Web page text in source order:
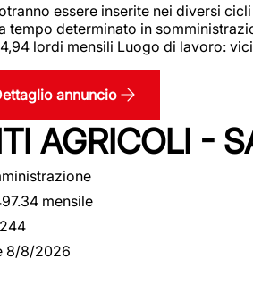
essere inserite nei diversi
tempo determinato in
lordi mensili Luogo di lavoro:
annuncio
AGRICOLI -
mensile
8/8/2026